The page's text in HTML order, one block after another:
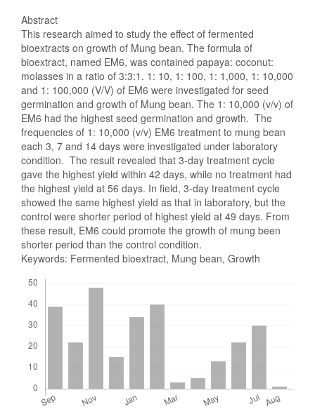
Abstract
This research aimed to study the effect of fermented
bioextracts on growth of Mung bean. The formula of
bioextract, named EM6, was contained papaya: coconut:
molasses in a ratio of 3:3:1. 1: 10, 1: 100, 1: 1,000, 1: 10,000
and 1: 100,000 (V/V) of EM6 were investigated for seed
germination and growth of Mung bean. The 1: 10,000 (v/v) of
EM6 had the highest seed germination and growth. The
frequencies of 1: 10,000 (v/v) EM6 treatment to mung bean
each 3, 7 and 14 days were investigated under laboratory
condition. The result revealed that 3-day treatment cycle
gave the highest yield within 42 days, while no treatment had
the highest yield at 56 days. In field, 3-day treatment cycle
showed the same highest yield as that in laboratory, but the
control were shorter period of highest yield at 49 days. From
these result, EM6 could promote the growth of mung been
shorter period than the control condition.
Keywords: Fermented bioextract, Mung bean, Growth